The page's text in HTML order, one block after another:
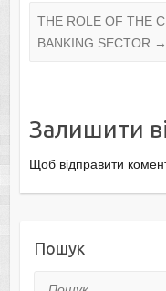
THE ROLE OF THE
BANKING SECTOR →
Залишити
Щоб відправити
Пошук
Пошук